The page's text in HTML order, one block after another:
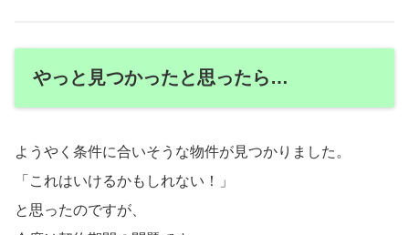
やっと見つかったと思ったら…
ようやく条件に合いそうな物件が見つかりました。
「これはいけるかもしれない！」
と思ったのですが、